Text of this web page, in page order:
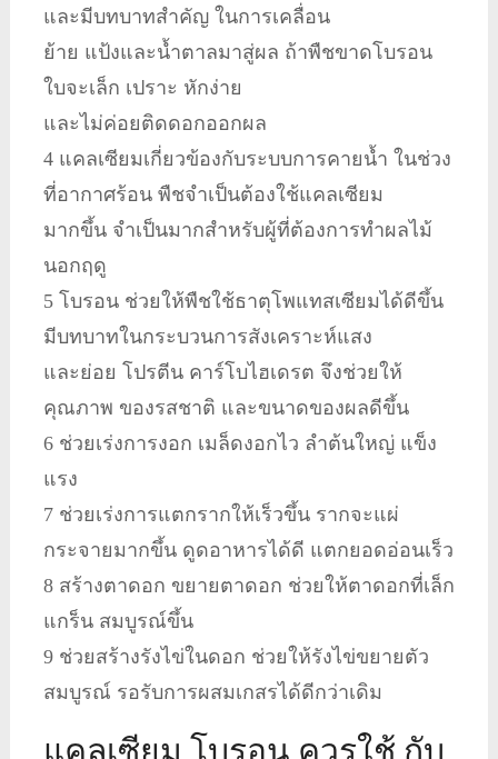
และมีบทบาทสำคัญ ในการเคลื่อน
ย้าย แป้งและน้ำตาลมาสู่ผล ถ้าพืชขาดโบรอน
ใบจะเล็ก เปราะ หักง่าย
และไม่ค่อยติดดอกออกผล
4 แคลเซียมเกี่ยวข้องกับระบบการคายน้ำ ในช่วง
ที่อากาศร้อน พืชจำเป็นต้องใช้แคลเซียม
มากขึ้น จำเป็นมากสำหรับผู้ที่ต้องการทำผลไม้
นอกฤดู
5 โบรอน ช่วยให้พืชใช้ธาตุโพแทสเซียมได้ดีขึ้น
มีบทบาทในกระบวนการสังเคราะห์แสง
และย่อย โปรตีน คาร์โบไฮเดรต จึงช่วยให้
คุณภาพ ของรสชาติ และขนาดของผลดีขึ้น
6 ช่วยเร่งการงอก เมล็ดงอกไว ลำต้นใหญ่ แข็ง
แรง
7 ช่วยเร่งการแตกรากให้เร็วขึ้น รากจะแผ่
กระจายมากขึ้น ดูดอาหารได้ดี แตกยอดอ่อนเร็ว
8 สร้างตาดอก ขยายตาดอก ช่วยให้ตาดอกที่เล็ก
แกร็น สมบูรณ์ขึ้น
9 ช่วยสร้างรังไข่ในดอก ช่วยให้รังไข่ขยายตัว
สมบูรณ์ รอรับการผสมเกสรได้ดีกว่าเดิม